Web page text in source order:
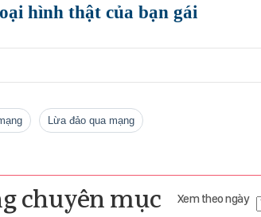
hình thật của bạn gái
lừa đảo qua mạng
chuyên mục Xem theo ngày